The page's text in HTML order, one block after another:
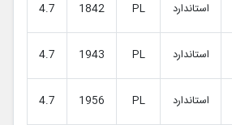
استاندارد PL
1842
4.7
استاندارد PL
1943
4.7
استاندارد PL
1956
4.7